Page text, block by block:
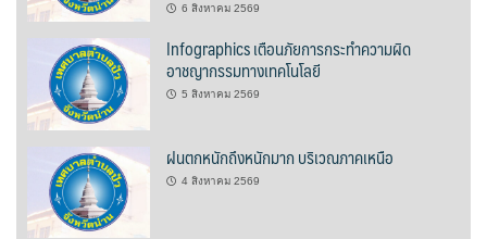
สรีสราญนาสปา & วิว
เฮือนปัว
แวนด้านวดไทยเพื่อสุขภาพ
นโยบายความเป็นส่วนตัว
บริการออนไลน์ ESERVICE
6 สิงหาคม 2569
Infographics เตือนภัยการกระทำความผิด
อาชญากรรมทางเทคโนโลยี
5 สิงหาคม 2569
ฝนตกหนักถึงหนักมาก บริเวณภาคเหนือ
4 สิงหาคม 2569